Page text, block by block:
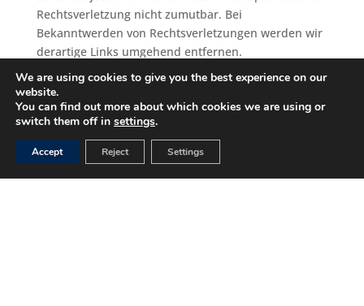
Rechtsverletzung nicht zumutbar. Bei
Bekanntwerden von Rechtsverletzungen werden wir
derartige Links umgehend entfernen.
URHEBERRECHT
Die durch die Seitenbetreiber erstellten Inhalte und
Werke auf diesen Seiten unterliegen dem deutschen
Urheberrecht. Die Vervielfältigung, Bearbeitung,
Verbreitung und jede Art der Verwertung außerhalb
der Grenzen des Urheberrechtes bedürfen der
We are using cookies to give you the best experience on our
website.
You can find out more about which cookies we are using or
switch them off in settings.
Accept Reject Settings